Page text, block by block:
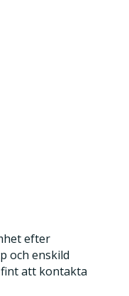
efter
och enskild
att kontakta